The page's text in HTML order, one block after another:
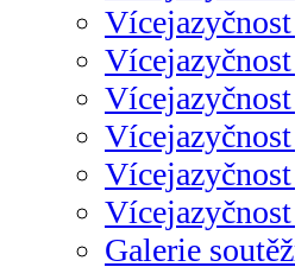
Galerie